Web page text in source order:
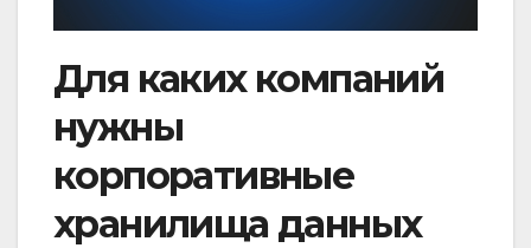
Для каких компаний
нужны
корпоративные
хранилища данных